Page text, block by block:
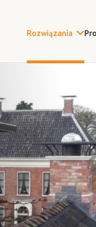
Rozwiązania